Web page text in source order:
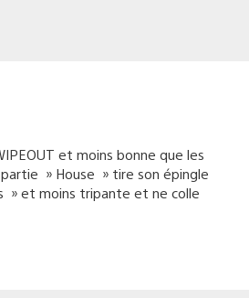
et moins bonne que les
partie » House » tire son épingle
» et moins tripante et ne colle